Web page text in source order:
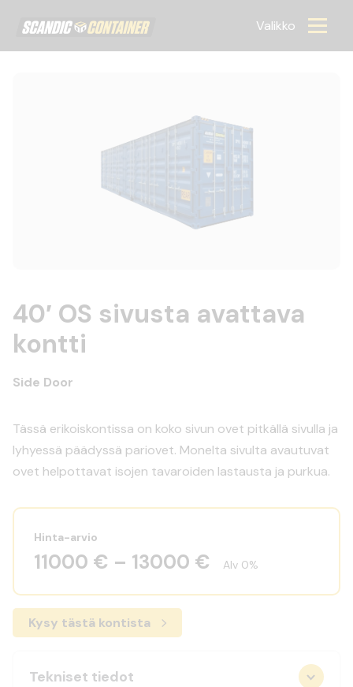
Scandic container
Valikko
40′ OS sivusta avattava
kontti
Side Door
Tässä erikoiskontissa on koko sivun ovet pitkällä sivulla ja
lyhyessä päädyssä pariovet. Monelta sivulta avautuvat
ovet helpottavat isojen tavaroiden lastausta ja purkua.
Hinta-arvio
11000 € – 13000 € Alv 0%
Kysy tästä kontista
Tekniset tiedot